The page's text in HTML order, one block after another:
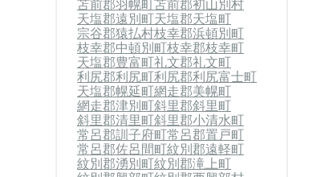
苫前郡羽幌町苫前郡初山別村
天塩郡遠別町天塩郡天塩町
宗谷郡猿払村枝幸郡浜頓別町
枝幸郡中頓別町枝幸郡枝幸町
天塩郡豊富町礼文郡礼文町
利尻郡利尻町利尻郡利尻富士町
天塩郡幌延町網走郡美幌町
網走郡津別町斜里郡斜里町
斜里郡清里町斜里郡小清水町
常呂郡訓子府町常呂郡置戸町
常呂郡佐呂間町紋別郡遠軽町
紋別郡湧別町紋別郡滝上町